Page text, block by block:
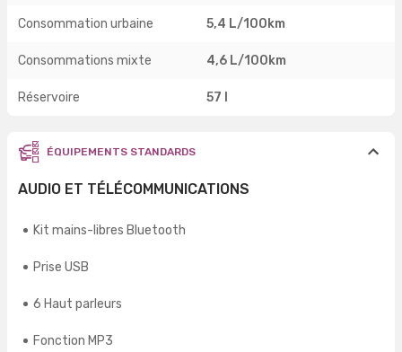
Consommation urbaine 5,4 L/100km
Consommations mixte 4,6 L/100km
Réservoire 57 l
ÉQUIPEMENTS STANDARDS
AUDIO ET TÉLÉCOMMUNICATIONS
Kit mains-libres Bluetooth
Prise USB
6 Haut parleurs
Fonction MP3